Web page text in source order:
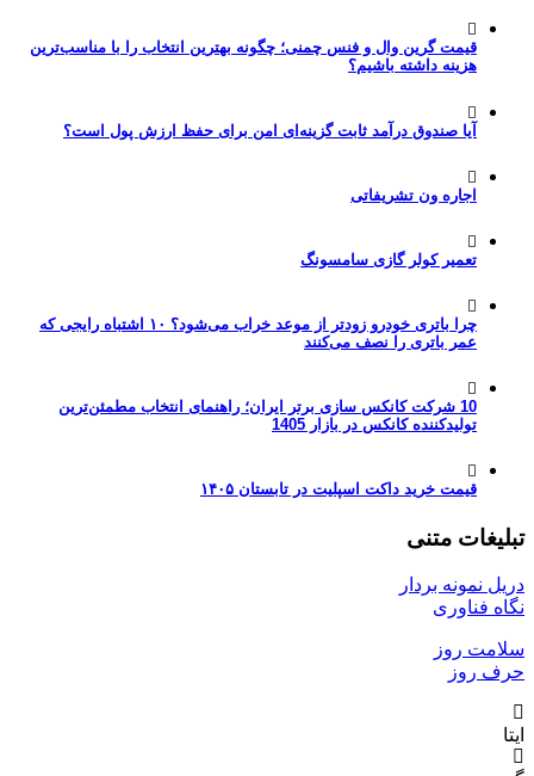
قیمت گرین وال و فنس چمنی؛ چگونه بهترین انتخاب را با مناسب‌ترین
هزینه داشته باشیم؟
آیا صندوق درآمد ثابت گزینه‌ای امن برای حفظ ارزش پول است؟
اجاره ون تشریفاتی
تعمیر کولر گازی سامسونگ
چرا باتری خودرو زودتر از موعد خراب می‌شود؟ ۱۰ اشتباه رایجی که
عمر باتری را نصف می‌کنند
10 شرکت کانکس سازی برتر ایران؛ راهنمای انتخاب مطمئن‌ترین
تولیدکننده کانکس در بازار 1405
قیمت خرید داکت اسپلیت در تابستان ۱۴۰۵
تبلیغات متنی
دریل نمونه بردار
نگاه فناوری
سلامت روز
حرف روز
ایتا